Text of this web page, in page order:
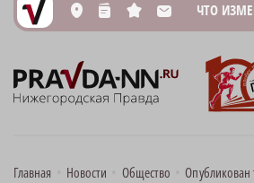
L n s M ЧТО
Главная Новости Общество Опубликован